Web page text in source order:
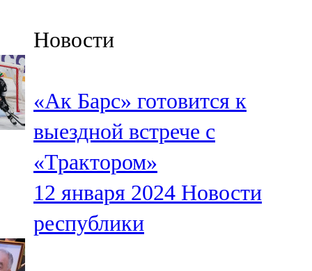
91,5 FM
106,1 FM
Кама тамагы
71,51 FM
Кукмара
107,9 FM
Новости
«Ак Барс» готовится к
выездной встрече с
«Трактором»
12 января 2024 Новости
республики